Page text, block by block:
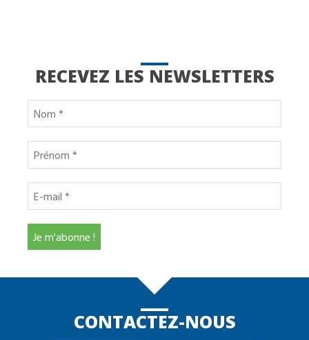
RECEVEZ LES NEWSLETTERS
CONTACTEZ-NOUS